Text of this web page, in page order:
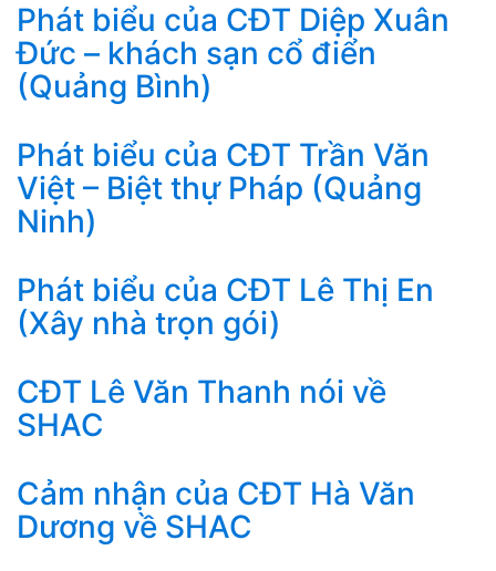
Phát biểu của CĐT Diệp Xuân
Đức – khách sạn cổ điển
(Quảng Bình)
Phát biểu của CĐT Trần Văn
Việt – Biệt thự Pháp (Quảng
Ninh)
Phát biểu của CĐT Lê Thị En
(Xây nhà trọn gói)
CĐT Lê Văn Thanh nói về
SHAC
Cảm nhận của CĐT Hà Văn
Dương về SHAC